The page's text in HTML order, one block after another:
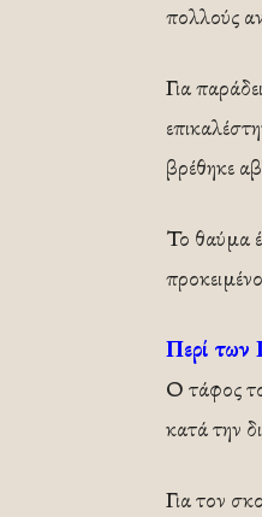
πολλούς
Για
βρέθηκε
Το θαύμα
Περί των
Ο τάφος
κατά την
Για τον